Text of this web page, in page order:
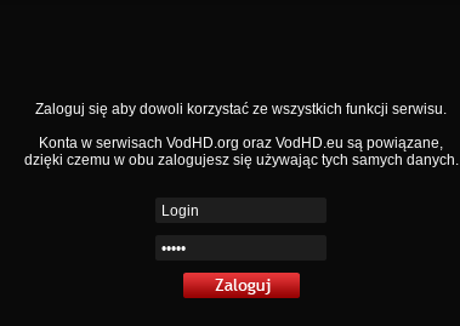
Zaloguj się aby dowoli korzystać ze wszystkich funkcji serwisu.
Konta w serwisach VodHD.org oraz VodHD.eu są powiązane,
dzięki czemu w obu zalogujesz się używając tych samych danych.